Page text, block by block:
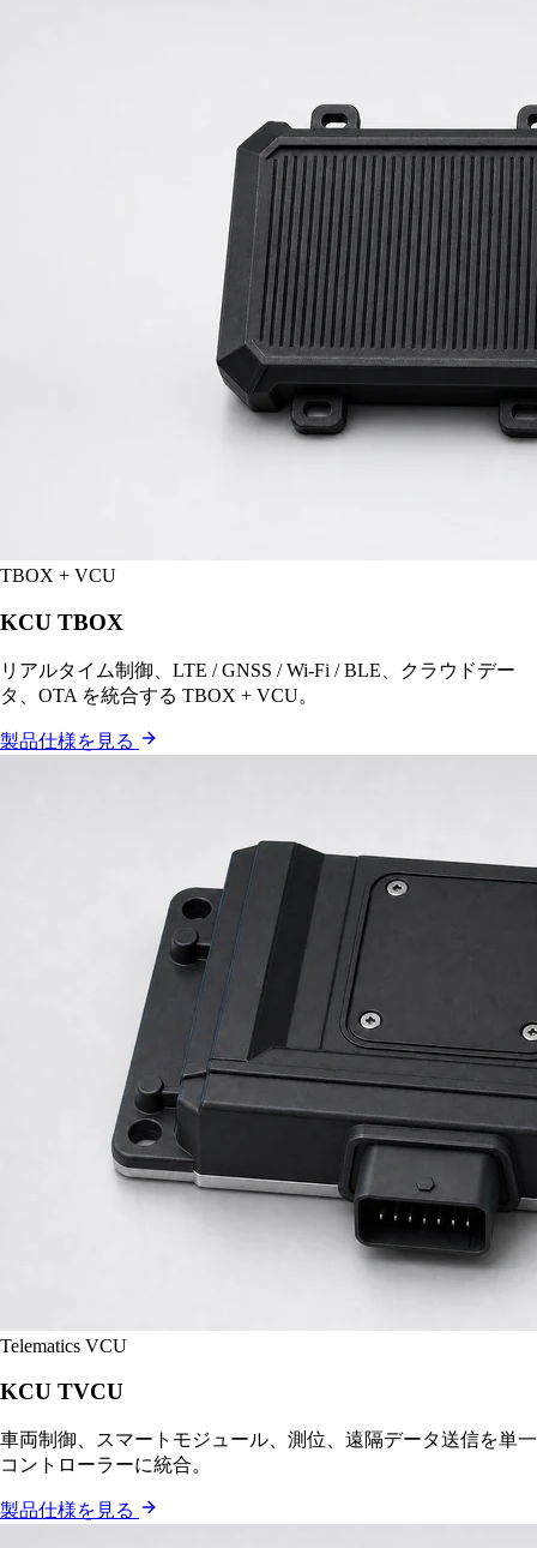
TBOX + VCU
KCU TBOX
リアルタイム制御、LTE / GNSS / Wi-Fi / BLE、クラウドデー
タ、OTA を統合する TBOX + VCU。
製品仕様を見る
Telematics VCU
KCU TVCU
車両制御、スマートモジュール、測位、遠隔データ送信を単一
コントローラーに統合。
製品仕様を見る